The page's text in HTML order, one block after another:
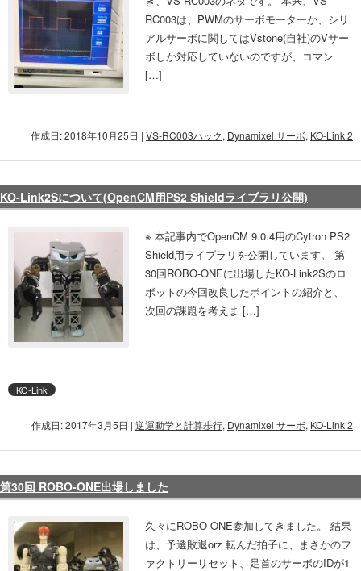
RC003は、PWMのサーボモーターか、シリ
アルサーボに関してはVstone(自社)のVサー
ボしか対応していないのですが、コマン
[…]
作成日: 2018年10月25日 | VS-RC003ハック, Dynamixel サーボ, KO-Link 2
KO-Link2Sについて(OpenCM用PS2 Shieldライブラリ公開)
※ 本記事内でOpenCM 9.0.4用のCytron PS2
Shield用ライブラリを公開しています。 第
30回ROBO-ONEに出場したKO-Link2Sのロ
ボットの今回改良したポイントの紹介と、
次回の課題を考えま […]
KO-Link
作成日: 2017年3月5日 | 逆運動学と計算歩行, Dynamixel サーボ, KO-Link 2
第30回 ROBO-ONE出場しました
久々にROBO-ONE参加してきました。 結果
は、予選敗退orz 転んだ拍子に、まさかのフ
ァクトリーリセット、足首のサーボのIDが1